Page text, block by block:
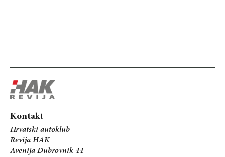
Kontakt
Hrvatski autoklub
Revija HAK
Avenija Dubrovnik 44